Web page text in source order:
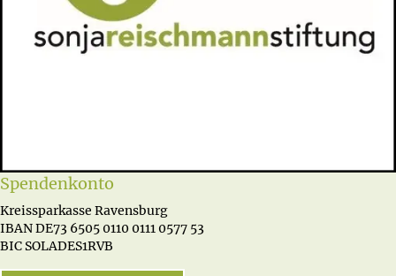
Spendenkonto
Kreissparkasse Ravensburg
IBAN DE73 6505 0110 0111 0577 53
BIC SOLADES1RVB